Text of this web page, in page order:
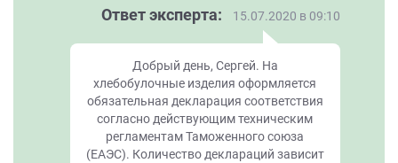
Ответ эксперта: 15.07.2020 в 09:10
Добрый день, Сергей. На
хлебобулочные изделия оформляется
обязательная декларация соответствия
согласно действующим техническим
регламентам Таможенного союза
(ЕАЭС). Количество деклараций зависит